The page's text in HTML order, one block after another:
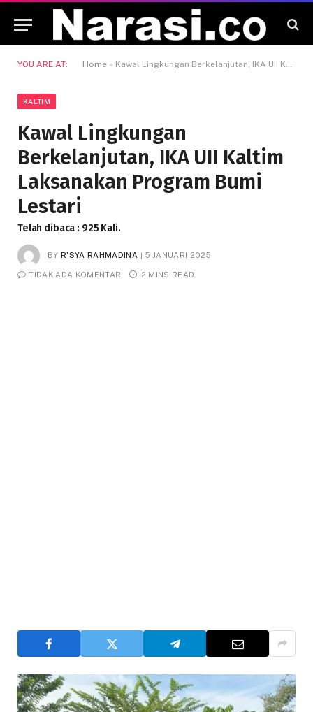
YOU ARE AT: Home » Kawal Lingkungan Berkelanjutan, IKA UII Kaltim Laksanakan Program Bumi Lestari
KALTIM
Kawal Lingkungan
Berkelanjutan, IKA UII Kaltim
Laksanakan Program Bumi
Lestari
Telah dibaca : 925 Kali.
BY R'SYA RAHMADINA 5 JANUARI 2025
TIDAK ADA KOMENTAR 2 MINS READ